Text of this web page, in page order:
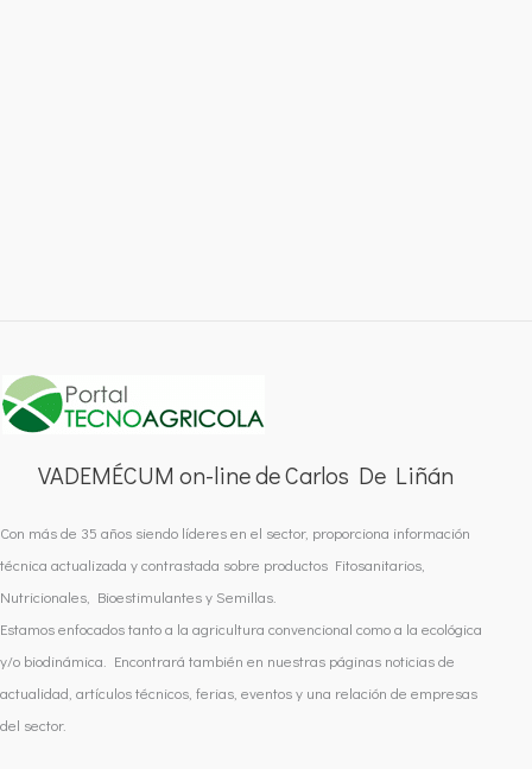
VADEMÉCUM on-line de Carlos De Liñán
Con más de 35 años siendo líderes en el sector, proporciona información
técnica actualizada y contrastada sobre productos Fitosanitarios,
Nutricionales, Bioestimulantes y Semillas.
Estamos enfocados tanto a la agricultura convencional como a la ecológica
y/o biodinámica. Encontrará también en nuestras páginas noticias de
actualidad, artículos técnicos, ferias, eventos y una relación de empresas
del sector.